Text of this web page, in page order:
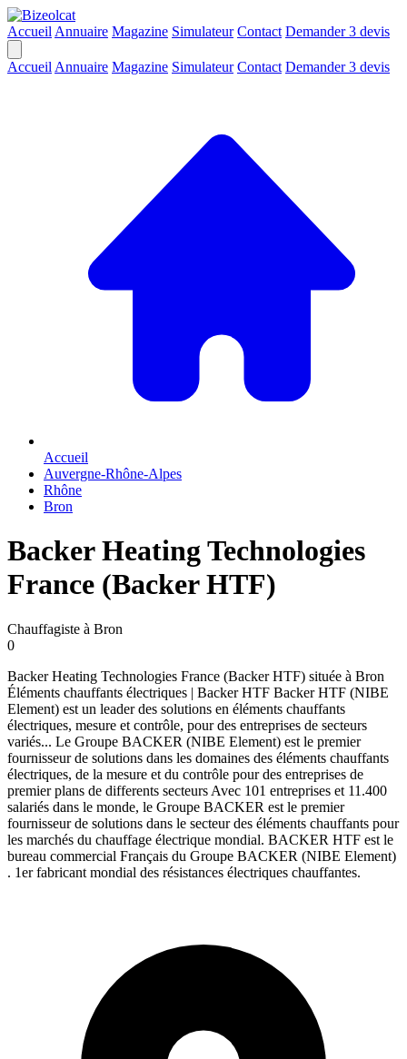
Accueil Annuaire Magazine Simulateur Contact Demander 3 devis
Accueil Annuaire Magazine Simulateur Contact Demander 3 devis
Accueil
Auvergne-Rhône-Alpes
Rhône
Bron
Backer Heating Technologies
France (Backer HTF)
Chauffagiste à Bron
0
Backer Heating Technologies France (Backer HTF) située à Bron
Éléments chauffants électriques | Backer HTF Backer HTF (NIBE
Element) est un leader des solutions en éléments chauffants
électriques, mesure et contrôle, pour des entreprises de secteurs
variés... Le Groupe BACKER (NIBE Element) est le premier
fournisseur de solutions dans les domaines des éléments chauffants
électriques, de la mesure et du contrôle pour des entreprises de
premier plans de differents secteurs Avec 101 entreprises et 11.400
salariés dans le monde, le Groupe BACKER est le premier
fournisseur de solutions dans le secteur des éléments chauffants pour
les marchés du chauffage électrique mondial. BACKER HTF est le
bureau commercial Français du Groupe BACKER (NIBE Element)
. 1er fabricant mondial des résistances électriques chauffantes.